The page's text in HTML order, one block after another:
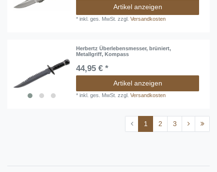
Artikel anzeigen
*inkl. ges. MwSt. zzgl.Versandkosten
Herbertz Überlebensmesser, brüniert,
Metallgriff, Kompass
44,95 € *
Artikel anzeigen
*inkl. ges. MwSt. zzgl.Versandkosten
1 2 3